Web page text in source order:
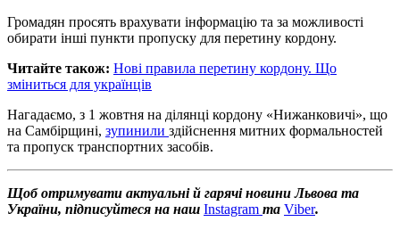
Громадян просять врахувати інформацію та за можливості
обирати інші пункти пропуску для перетину кордону.
Читайте також: Нові правила перетину кордону. Що
зміниться для українців
Нагадаємо, з 1 жовтня на ділянці кордону «Нижанковичі», що
на Самбірщині, зупинили здійснення митних формальностей
та пропуск транспортних засобів.
Щоб отримувати актуальні й гарячі новини Львова та
України, підписуйтеся на наш Instagram та Viber.